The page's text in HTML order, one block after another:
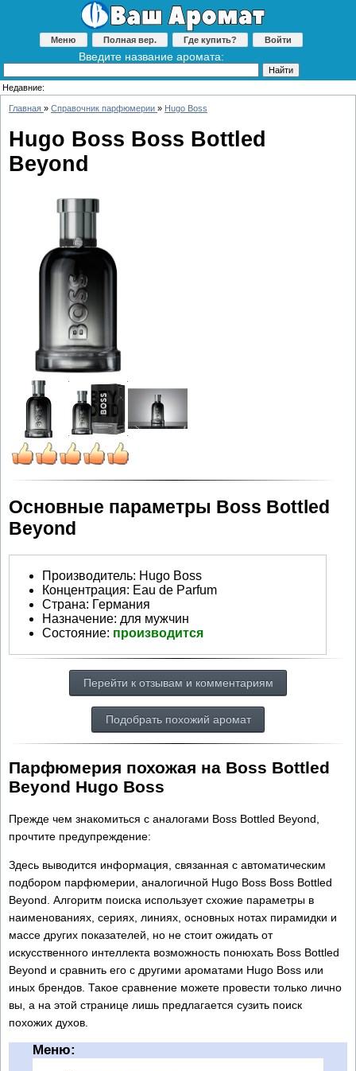
Меню Полная вер. Где купить? Войти
Введите название аромата:
Недавние:
Главная » Справочник парфюмерии » Hugo Boss
Hugo Boss Boss Bottled
Beyond
Основные параметры Boss Bottled
Beyond
Производитель: Hugo Boss
Концентрация: Eau de Parfum
Страна: Германия
Назначение: для мужчин
Состояние: производится
Перейти к отзывам и комментариям
Подобрать похожий аромат
Парфюмерия похожая на Boss Bottled
Beyond Hugo Boss
Прежде чем знакомиться с аналогами Boss Bottled Beyond,
прочтите предупреждение:
Здесь выводится информация, связанная с автоматическим
подбором парфюмерии, аналогичной Hugo Boss Boss Bottled
Beyond. Алгоритм поиска использует схожие параметры в
наименованиях, сериях, линиях, основных нотах пирамидки и
массе других показателей, но не стоит ожидать от
искусственного интеллекта возможность понюхать Boss Bottled
Beyond и сравнить его с другими ароматами Hugo Boss или
иных брендов. Такое сравнение можете провести только лично
вы, а на этой странице лишь предлагается сузить поиск
похожих духов.
Меню: